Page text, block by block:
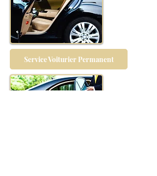
Service Voiturier Permanent